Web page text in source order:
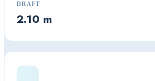
DRAFT
2.10 m